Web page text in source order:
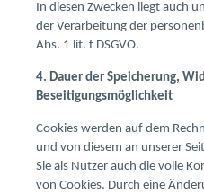
In diesen Zwecken liegt auch
der Verarbeitung der
Abs. 1 lit. f DSGVO.
4. Dauer der Speicherung,
Beseitigungsmöglichkeit
Cookies werden auf dem
und von diesem an unserer
Sie als Nutzer auch die volle
von Cookies. Durch eine